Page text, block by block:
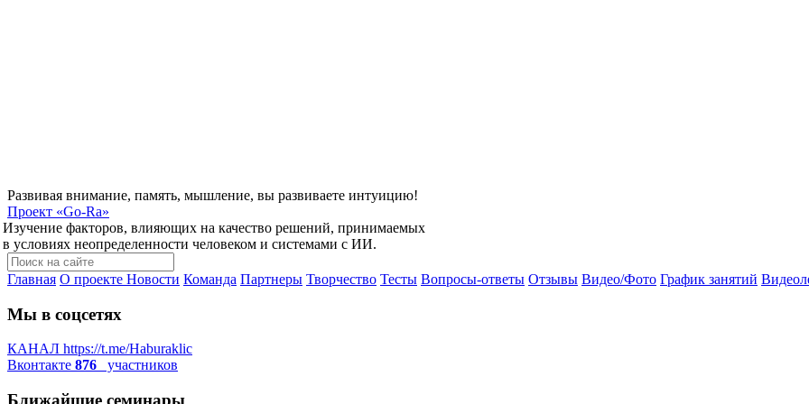
Развивая внимание, память, мышление, вы развиваете интуицию!
Проект «Go-Ra»
Изучение факторов, влияющих на качество решений, принимаемых
в условиях неопределенности человеком и системами с ИИ.
Главная О проекте Новости Команда Партнеры Творчество Тесты Вопросы-ответы Отзывы Видео/Фото График занятий
Мы в соцсетях
КАНАЛ https://t.me/Haburaklic
Вконтакте 876 участников
Ближайшие семинары